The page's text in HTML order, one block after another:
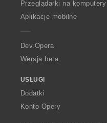
O
p
a
Przeglądarki na komputery
Aplikacje mobilne
Dev.Opera
Wersja beta
USŁUGI
Dodatki
Konto Opery